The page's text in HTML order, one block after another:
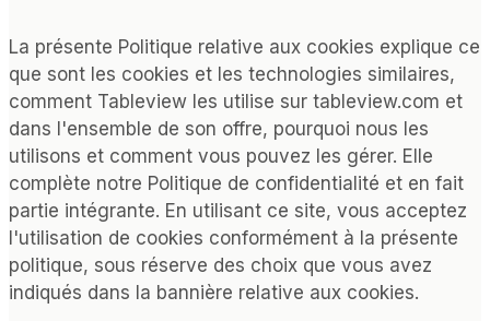
Restaurants décontractés et bistrots
Bars et boîtes de nuit
Hôtels et complexes touristiques
À emporter et livraison
Camions-restaurants et cuisines virtuelles
COMPARER
Tableview ou Toast
Tableview contre Square
Tableview ou Lightspeed
La présente Politique relative aux cookies explique ce
que sont les cookies et les technologies similaires,
comment Tableview les utilise sur tableview.com et
dans l'ensemble de son offre, pourquoi nous les
utilisons et comment vous pouvez les gérer. Elle
complète notre Politique de confidentialité et en fait
partie intégrante. En utilisant ce site, vous acceptez
l'utilisation de cookies conformément à la présente
politique, sous réserve des choix que vous avez
indiqués dans la bannière relative aux cookies.